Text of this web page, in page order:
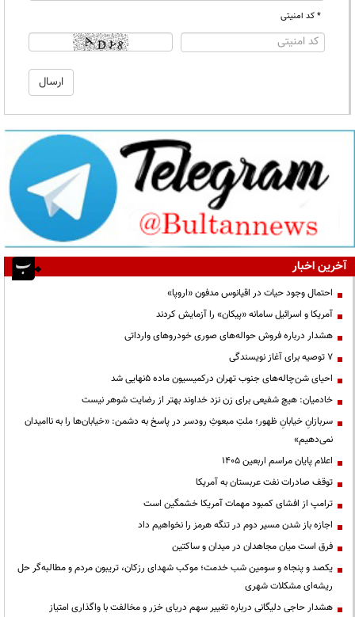
* کد امنیتی
آخرین اخبار
احتمال وجود حیات در اقیانوس مدفون «اروپا»
آمریکا و اسرائیل سامانه «پیکان» را آزمایش کردند
هشدار درباره فروش حواله‌های صوری خودروهای وارداتی
۷ توصیه برای آغاز نویسندگی
احیای شن‌چاله‌های جنوب تهران درکمیسیون ماده ۵نهایی شد
خادمیان: هیچ شفیعی برای زن نزد خداوند بهتر از رضایت شوهر نیست
سربازانِ خیابانِ ظهور؛ ملتِ مبعوثِ رودسر در پاسخ به دشمن: «خیابان‌ها را به ناامیدان
نمی‌دهیم»
اعلام پایان مراسم اربعین ۱۴۰۵
توقف صادرات نفت عربستان به آمریکا
ترامپ از افشای کمبود مهمات آمریکا خشمگین است
اجازه باز شدن مسیر دوم در تنگه هرمز را نخواهیم داد
فرق است میان مجاهدان در میدان و ساکتین
یکصد و پنجاه و سومین شب خدمت؛ موکب شهدای رزکان، تریبون مردم و مطالبه‌گر حل
ریشه‌ای مشکلات شهری
هشدار حاجی دلیگانی درباره تغییر سهم دریای خزر و مخالفت با واگذاری امتیاز